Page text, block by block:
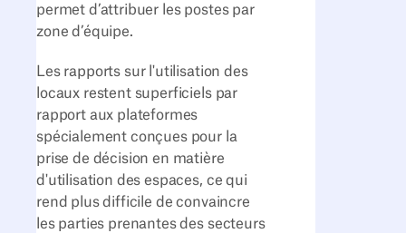
permet d’attribuer les postes par
zone d’équipe.
Les rapports sur l'utilisation des
locaux restent superficiels par
rapport aux plateformes
spécialement conçues pour la
prise de décision en matière
d'utilisation des espaces, ce qui
rend plus difficile de convaincre
les parties prenantes des secteurs